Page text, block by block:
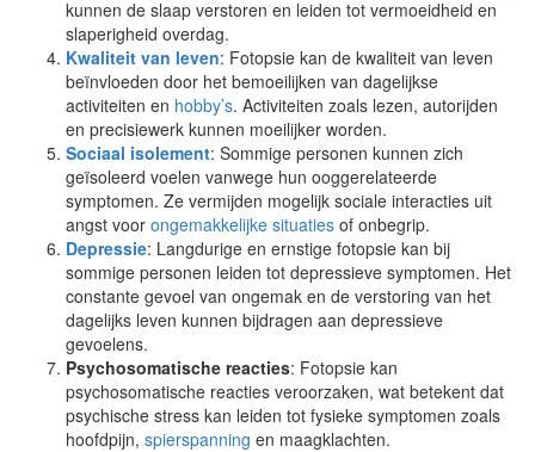
kunnen de slaap verstoren en leiden tot vermoeidheid en
slaperigheid overdag.
Kwaliteit van leven: Fotopsie kan de kwaliteit van leven
beïnvloeden door het bemoeilijken van dagelijkse
activiteiten en hobby’s. Activiteiten zoals lezen, autorijden
en precisiewerk kunnen moeilijker worden.
Sociaal isolement: Sommige personen kunnen zich
geïsoleerd voelen vanwege hun ooggerelateerde
symptomen. Ze vermijden mogelijk sociale interacties uit
angst voor ongemakkelijke situaties of onbegrip.
Depressie: Langdurige en ernstige fotopsie kan bij
sommige personen leiden tot depressieve symptomen. Het
constante gevoel van ongemak en de verstoring van het
dagelijks leven kunnen bijdragen aan depressieve
gevoelens.
Psychosomatische reacties: Fotopsie kan
psychosomatische reacties veroorzaken, wat betekent dat
psychische stress kan leiden tot fysieke symptomen zoals
hoofdpijn, spierspanning en maagklachten.